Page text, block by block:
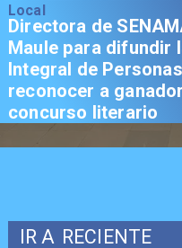
Local
Directora de
Maule para difundir
Integral de
reconocer a
concurso literario
IR A RECIENTE